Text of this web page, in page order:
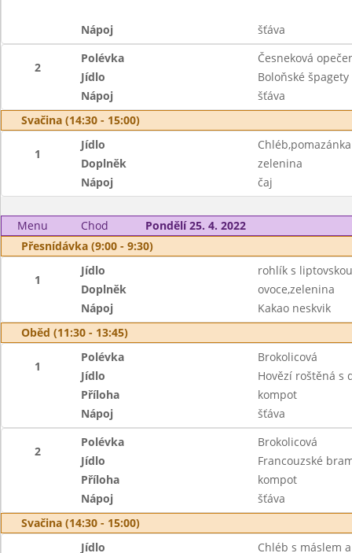
Nápoj šťáva
2
Polévka
Česneková
Jídlo
Boloňské
Nápoj
šťáva
Svačina (14:30 - 15:00)
1
Jídlo
Doplněk
zelenina
Nápoj
čaj
Menu Chod
Pondělí 25. 4. 2022
Přesnídávka (9:00 - 9:30)
1
Jídlo
rohlík s
Doplněk
ovoce,zelenina
Nápoj
Kakao neskvik
Oběd (11:30 - 13:45)
1
Polévka
Brokolicová
Jídlo
Hovězí roštěná s
Příloha
kompot
Nápoj
šťáva
2
Polévka
Brokolicová
Jídlo
Francouzské
Příloha
kompot
Nápoj
šťáva
Svačina (14:30 - 15:00)
Jídlo Chléb s máslem